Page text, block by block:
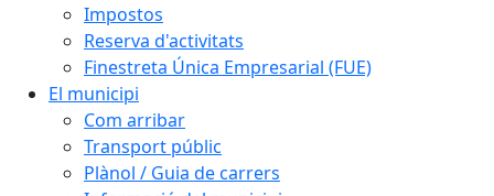
Impostos
Reserva d'activitats
Finestreta Única Empresarial (FUE)
El municipi
Com arribar
Transport públic
Plànol / Guia de carrers